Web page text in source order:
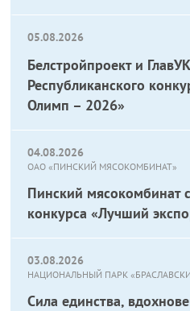
05.08.2026
Белстройпроект и
Республиканского
Олимп – 2026»
04.08.2026
ОАО «ПИНСКИЙ МЯСОКОМБИНАТ»
Пинский мясокомбинат
конкурса «Лучший
03.08.2026
НАЦИОНАЛЬНЫЙ ПАРК
Сила единства,